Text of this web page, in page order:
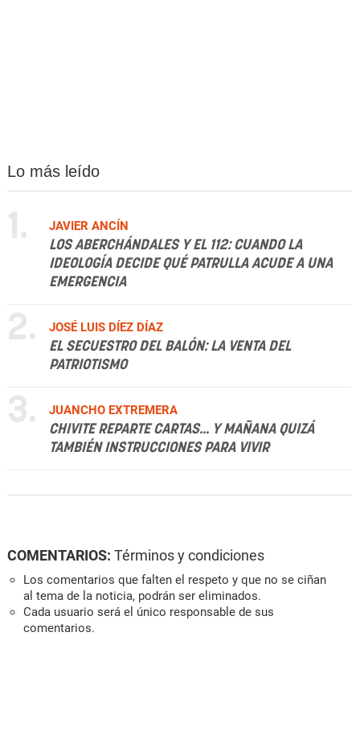
Lo más leído
1.
JAVIER ANCÍN
LOS ABERCHÁNDALES Y EL 112: CUANDO LA
IDEOLOGÍA DECIDE QUÉ PATRULLA ACUDE A UNA
EMERGENCIA
2.
JOSÉ LUIS DÍEZ DÍAZ
EL SECUESTRO DEL BALÓN: LA VENTA DEL
PATRIOTISMO
3.
JUANCHO EXTREMERA
CHIVITE REPARTE CARTAS... Y MAÑANA QUIZÁ
TAMBIÉN INSTRUCCIONES PARA VIVIR
COMENTARIOS: Términos y condiciones
Los comentarios que falten el respeto y que no se ciñan
al tema de la noticia, podrán ser eliminados.
Cada usuario será el único responsable de sus
comentarios.